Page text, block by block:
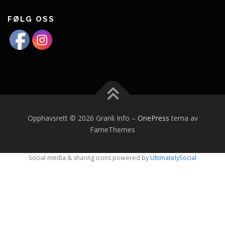
FØLG OSS
Opphavsrett © 2026 Granli Info – OnePress tema av
FameThemes
Social media & sharing icons powered byUltimatelySocial